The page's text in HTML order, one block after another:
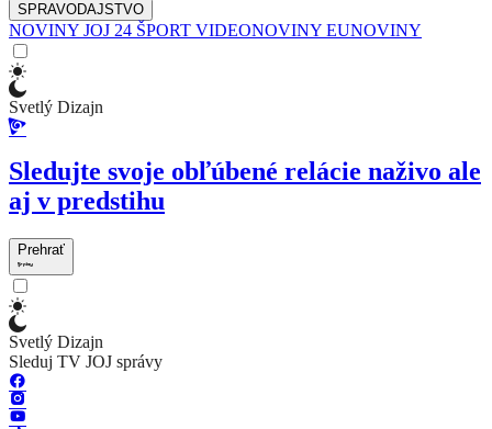
SPRAVODAJSTVO
NOVINY JOJ 24 ŠPORT VIDEONOVINY EUNOVINY
Svetlý Dizajn
Sledujte svoje obľúbené relácie naživo ale
aj v predstihu
Prehrať
Svetlý Dizajn
Sleduj TV JOJ správy